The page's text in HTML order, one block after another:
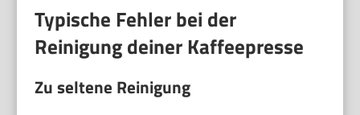
Typische Fehler bei der
Reinigung deiner Kaffeepresse
Zu seltene Reinigung